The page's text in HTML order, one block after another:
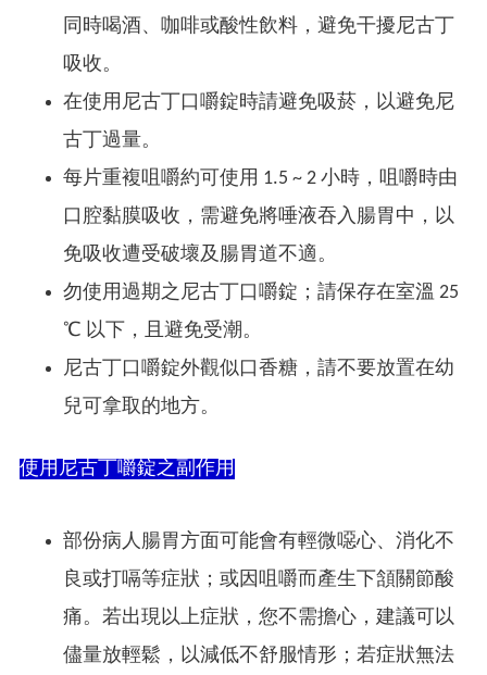
同時喝酒、咖啡或酸性飲料，避免干擾尼古丁
吸收。
在使用尼古丁口嚼錠時請避免吸菸，以避免尼
古丁過量。
每片重複咀嚼約可使用 1.5 ~ 2 小時，咀嚼時由
口腔黏膜吸收，需避免將唾液吞入腸胃中，以
免吸收遭受破壞及腸胃道不適。
勿使用過期之尼古丁口嚼錠；請保存在室溫 25
℃ 以下，且避免受潮。
尼古丁口嚼錠外觀似口香糖，請不要放置在幼
兒可拿取的地方。
使用尼古丁嚼錠之副作用
部份病人腸胃方面可能會有輕微噁心、消化不
良或打嗝等症狀；或因咀嚼而產生下頷關節酸
痛。若出現以上症狀，您不需擔心，建議可以
儘量放輕鬆，以減低不舒服情形；若症狀無法